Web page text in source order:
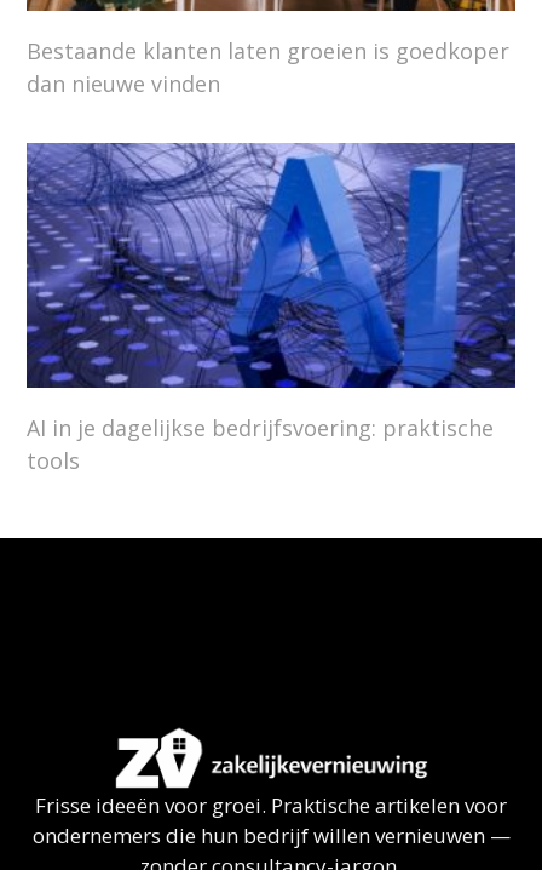
Bestaande klanten laten groeien is goedkoper
dan nieuwe vinden
AI in je dagelijkse bedrijfsvoering: praktische
tools
Frisse ideeën voor groei. Praktische artikelen voor
ondernemers die hun bedrijf willen vernieuwen —